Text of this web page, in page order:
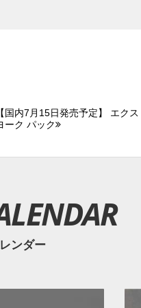
【国内7月15日発売予定】 エク
ーク パック
ンダー